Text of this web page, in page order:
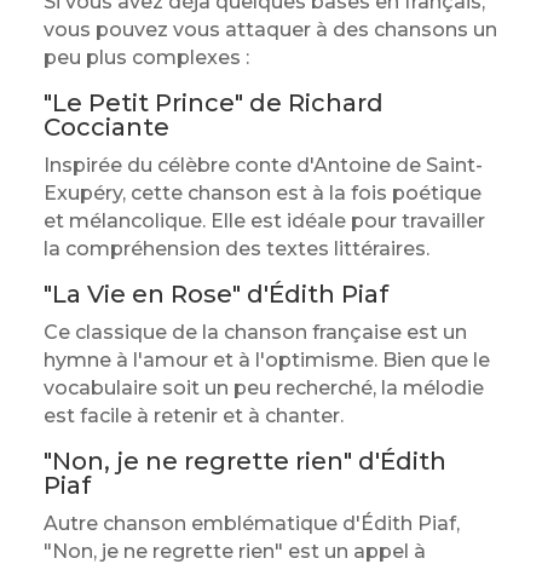
vous pouvez vous attaquer à des chansons un
peu plus complexes :
"Le Petit Prince" de Richard
Cocciante
Inspirée du célèbre conte d'Antoine de Saint-
Exupéry, cette chanson est à la fois poétique
et mélancolique. Elle est idéale pour travailler
la compréhension des textes littéraires.
"La Vie en Rose" d'Édith Piaf
Ce classique de la chanson française est un
hymne à l'amour et à l'optimisme. Bien que le
vocabulaire soit un peu recherché, la mélodie
est facile à retenir et à chanter.
"Non, je ne regrette rien" d'Édith
Piaf
Autre chanson emblématique d'Édith Piaf,
"Non, je ne regrette rien" est un appel à